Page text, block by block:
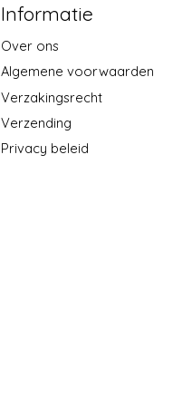
Informatie
Over ons
Algemene voorwaarden
Verzakingsrecht
Verzending
Privacy beleid